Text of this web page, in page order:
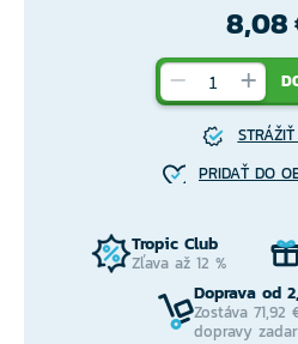
8,08
PRIDAŤ DO
Tropic Club
Zľava až 12 %
Doprava od
Zostáva 71,92
dopravy